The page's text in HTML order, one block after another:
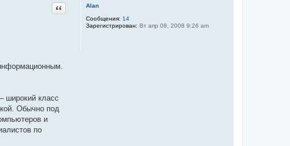
Alan
Сообщения: 14
Зарегистрирован: Вт апр 08, 2008 9:26 am
Цитата
широкий класс
Обычно под
и
по